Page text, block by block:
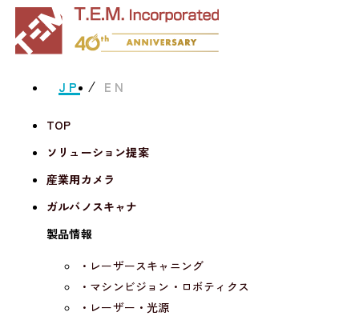
JP EN
TOP
ソリューション提案
産業用カメラ
ガルバノスキャナ
製品情報
・レーザースキャニング
・マシンビジョン・ロボティクス
・レーザー・光源